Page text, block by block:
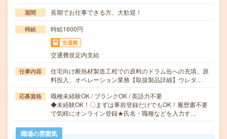
期間 長期でお仕事できる方、大歓迎！
時給 時給1600円
交通費
交通費規定内支給
仕事内容
住宅向け断熱材製造工程での原料のドラム缶への充填、原
料投入、オペレーション業務【取扱製品詳細】ウレタ…
応募資格
職種未経験OK / ブランクOK / 英語力不要
◆未経験OK！〇まずは事前登録だけでもOK！履歴書不要
で気軽にオンライン登録★氏名・職種などを入力す…
職場の雰囲気